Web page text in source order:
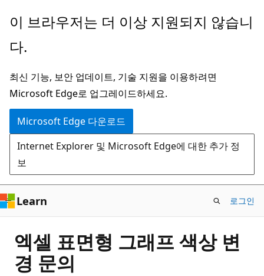
주
콘
츠
로
건
너
뛰
기
이 브라우저는 더 이상 지원되지 않습니
다.
최신 기능, 보안 업데이트, 기술 지원을 이용하려면
Microsoft Edge로 업그레이드하세요.
Microsoft Edge 다운로드
Internet Explorer 및 Microsoft Edge에 대한 추가 정
보
Learn 로그인
엑셀 표면형 그래프 색상 변
경 문의